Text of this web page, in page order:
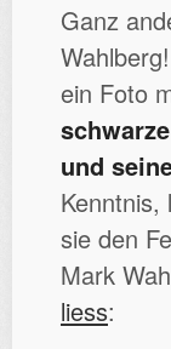
Ganz
ein Foto
und
sie den
Mark
liess: